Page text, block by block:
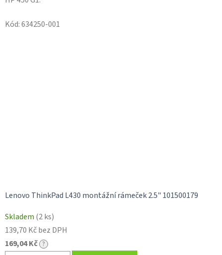
Kód:634250-001
Lenovo ThinkPad L430 montážní rámeček 2.5" 101500179
Skladem (2 ks)
139,70 Kč bez DPH
169,04 Kč ?